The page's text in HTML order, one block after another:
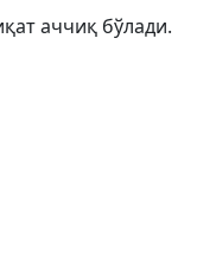
аччиқ бўлади.